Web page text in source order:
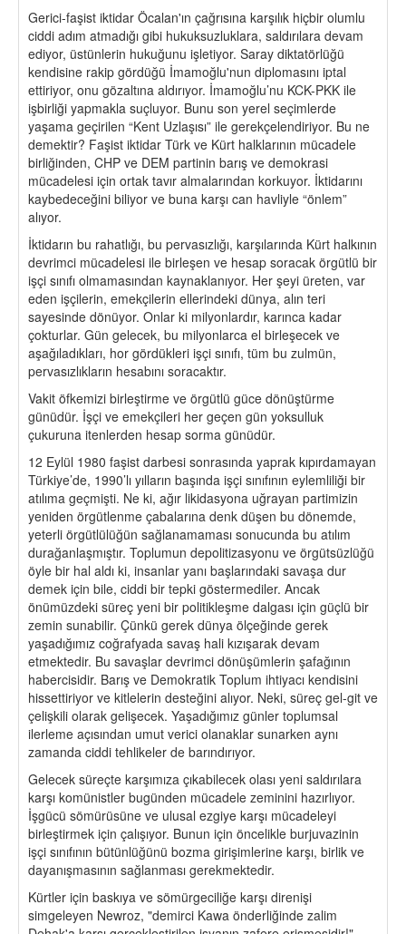
Gerici-faşist iktidar Öcalan'ın çağrısına karşılık hiçbir olumlu
ciddi adım atmadığı gibi hukuksuzluklara, saldırılara devam
ediyor, üstünlerin hukuğunu işletiyor. Saray diktatörlüğü
kendisine rakip gördüğü İmamoğlu'nun diplomasını iptal
ettiriyor, onu gözaltına aldırıyor. İmamoğlu’nu KCK-PKK ile
işbirliği yapmakla suçluyor. Bunu son yerel seçimlerde
yaşama geçirilen “Kent Uzlaşısı” ile gerekçelendiriyor. Bu ne
demektir? Faşist iktidar Türk ve Kürt halklarının mücadele
birliğinden, CHP ve DEM partinin barış ve demokrasi
mücadelesi için ortak tavır almalarından korkuyor. İktidarını
kaybedeceğini biliyor ve buna karşı can havliyle “önlem”
alıyor.
İktidarın bu rahatlığı, bu pervasızlığı, karşılarında Kürt halkının
devrimci mücadelesi ile birleşen ve hesap soracak örgütlü bir
işçi sınıfı olmamasından kaynaklanıyor. Her şeyi üreten, var
eden işçilerin, emekçilerin ellerindeki dünya, alın teri
sayesinde dönüyor. Onlar ki milyonlardır, karınca kadar
çokturlar. Gün gelecek, bu milyonlarca el birleşecek ve
aşağıladıkları, hor gördükleri işçi sınıfı, tüm bu zulmün,
pervasızlıkların hesabını soracaktır.
Vakit öfkemizi birleştirme ve örgütlü güce dönüştürme
günüdür. İşçi ve emekçileri her geçen gün yoksulluk
çukuruna itenlerden hesap sorma günüdür.
12 Eylül 1980 faşist darbesi sonrasında yaprak kıpırdamayan
Türkiye’de, 1990’lı yılların başında işçi sınıfının eylemliliği bir
atılıma geçmişti. Ne ki, ağır likidasyona uğrayan partimizin
yeniden örgütlenme çabalarına denk düşen bu dönemde,
yeterli örgütlülüğün sağlanamaması sonucunda bu atılım
durağanlaşmıştır. Toplumun depolitizasyonu ve örgütsüzlüğü
öyle bir hal aldı ki, insanlar yanı başlarındaki savaşa dur
demek için bile, ciddi bir tepki göstermediler. Ancak
önümüzdeki süreç yeni bir politikleşme dalgası için güçlü bir
zemin sunabilir. Çünkü gerek dünya ölçeğinde gerek
yaşadığımız coğrafyada savaş hali kızışarak devam
etmektedir. Bu savaşlar devrimci dönüşümlerin şafağının
habercisidir. Barış ve Demokratik Toplum ihtiyacı kendisini
hissettiriyor ve kitlelerin desteğini alıyor. Neki, süreç gel-git ve
çelişkili olarak gelişecek. Yaşadığımız günler toplumsal
ilerleme açısından umut verici olanaklar sunarken aynı
zamanda ciddi tehlikeler de barındırıyor.
Gelecek süreçte karşımıza çıkabilecek olası yeni saldırılara
karşı komünistler bugünden mücadele zeminini hazırlıyor.
İşgücü sömürüsüne ve ulusal ezgiye karşı mücadeleyi
birleştirmek için çalışıyor. Bunun için öncelikle burjuvazinin
işçi sınıfının bütünlüğünü bozma girişimlerine karşı, birlik ve
dayanışmasının sağlanması gerekmektedir.
Kürtler için baskıya ve sömürgeciliğe karşı direnişi
simgeleyen Newroz, "demirci Kawa önderliğinde zalim